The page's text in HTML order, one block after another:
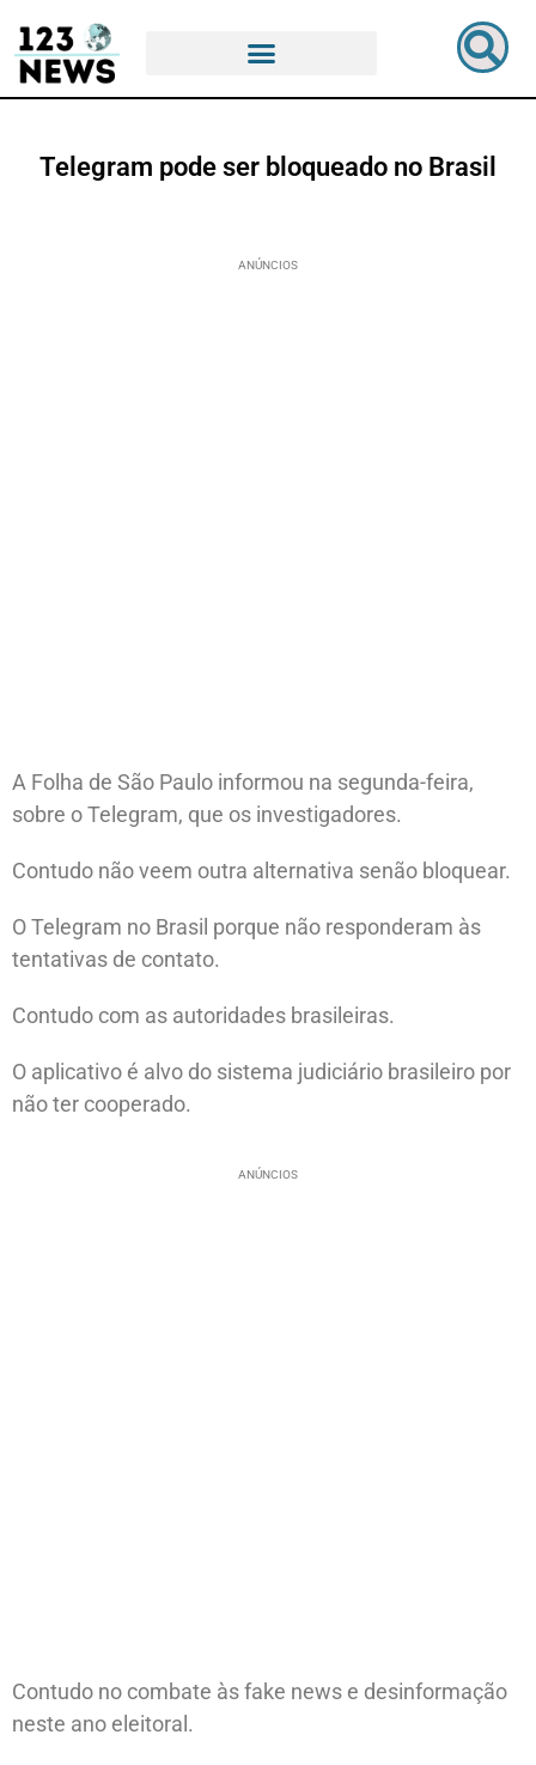
Telegram pode ser bloqueado no Brasil
ANÚNCIOS
A Folha de São Paulo informou na segunda-feira,
sobre o Telegram, que os investigadores.
Contudo não veem outra alternativa senão bloquear.
O Telegram no Brasil porque não responderam às
tentativas de contato.
Contudo com as autoridades brasileiras.
O aplicativo é alvo do sistema judiciário brasileiro por
não ter cooperado.
ANÚNCIOS
Contudo no combate às fake news e desinformação
neste ano eleitoral.